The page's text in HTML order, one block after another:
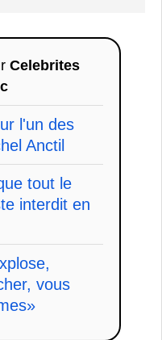
Celebrites
l'un des
Anctil
tout le
interdit en
vous